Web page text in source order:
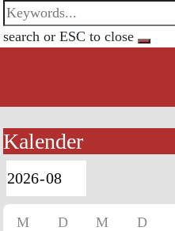
search or ESC to close
Kalender
M D M D